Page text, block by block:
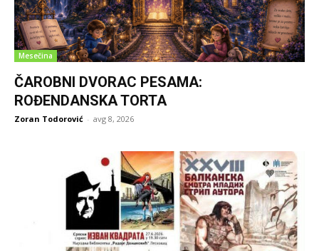
Mesečina
ČAROBNI DVORAC PESAMA:
ROĐENDANSKA TORTA
Zoran Todorović - avg 8, 2026